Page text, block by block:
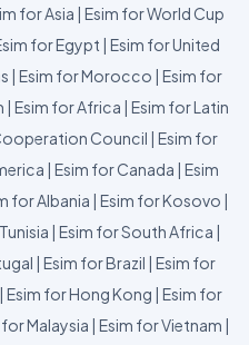
for Asia | Esim for World Cup
for Egypt | Esim for United
| Esim for Morocco | Esim for
| Esim for Africa | Esim for Latin
Council | Esim for
| Esim for Canada | Esim
for Albania | Esim for Kosovo |
| Esim for South Africa |
| Esim for Brazil | Esim for
| Esim for Hong Kong | Esim for
Malaysia | Esim for Vietnam |